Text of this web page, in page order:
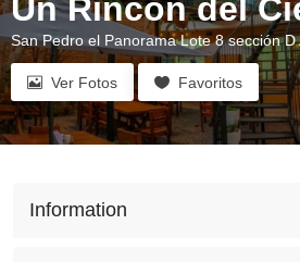
Un Rincón del
San Pedro el Panorama Lote 8 sección D
Ver Fotos Favoritos
Information